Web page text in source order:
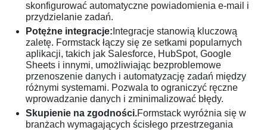
skonfigurować automatyczne powiadomienia e-mail i
przydzielanie zadań.
Potężne integracje: Integracje stanowią kluczową
zaletę. Formstack łączy się ze setkami popularnych
aplikacji, takich jak Salesforce, HubSpot, Google
Sheets i innymi, umożliwiając bezproblemowe
przenoszenie danych i automatyzację zadań między
różnymi systemami. Pozwala to ograniczyć ręczne
wprowadzanie danych i zminimalizować błędy.
Skupienie na zgodności.Formstack wyróżnia się w
branżach wymagających ścisłego przestrzegania